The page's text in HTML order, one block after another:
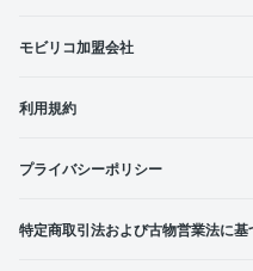
モビリコ加盟会社
利用規約
プライバシーポリシー
特定商取引法および古物営業法に基